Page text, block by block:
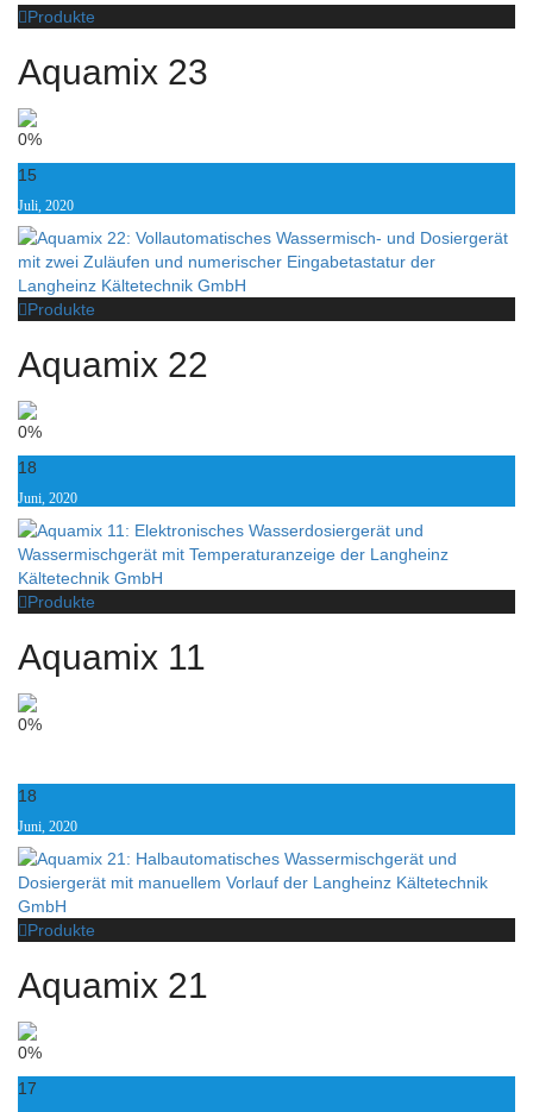
Produkte
Aquamix 23
0%
15
Juli, 2020
Produkte
Aquamix 22
0%
18
Juni, 2020
Produkte
Aquamix 11
0%
18
Juni, 2020
Produkte
Aquamix 21
0%
17